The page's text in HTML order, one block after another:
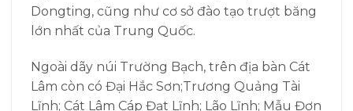
Dongting, cũng như cơ sở đào tạo trượt băng
lớn nhất của Trung Quốc.
Ngoài dãy núi Trường Bạch, trên địa bàn Cát
Lâm còn có Đại Hắc Sơn;Trương Quảng Tài
Lĩnh; Cát Lâm Cáp Đạt Lĩnh; Lão Lĩnh; Mẫu Đơn